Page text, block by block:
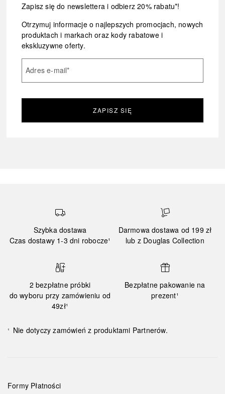
Zapisz się do newslettera i odbierz 20% rabatu*!
Otrzymuj informacje o najlepszych promocjach, nowych
produktach i markach oraz kody rabatowe i
ekskluzywne oferty.
Adres e-mail*
ZAPISZ SIĘ
Szybka dostawa
Czas dostawy 1-3 dni robocze¹
Darmowa dostawa od 199 zł
lub z Douglas Collection
2 bezpłatne próbki
do wyboru przy zamówieniu od
49zł¹
Bezpłatne pakowanie na
prezent¹
¹ Nie dotyczy zamówień z produktami Partnerów.
Formy Płatności